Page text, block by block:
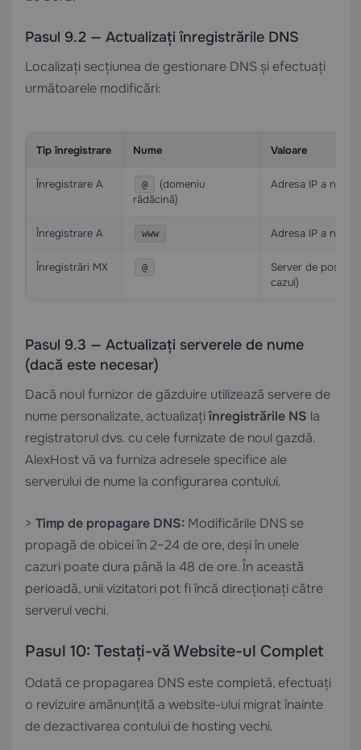
Pasul 9.2 — Actualizați înregistrările DNS
Localizați secțiunea de gestionare DNS și efectuați
următoarele modificări:
Tip înregistrare Nume Valoare
Înregistrare A @
(domeniu
rădăcină)
Adresa IP a
Înregistrare A www Adresa IP a
Înregistrări MX @
Server de poștă
cazul)
Pasul 9.3 — Actualizați serverele de nume
(dacă este necesar)
Dacă noul furnizor de găzduire utilizează servere de
nume personalizate, actualizațiînregistrările NS la
registratorul dvs. cu cele furnizate de noul gazdă.
AlexHost vă va furniza adresele specifice ale
serverului de nume la configurarea contului.
> Timp de propagare DNS: Modificările DNS se
propagă de obicei în 2–24 de ore, deși în unele
cazuri poate dura până la 48 de ore. În această
perioadă, unii vizitatori pot fi încă direcționați către
serverul vechi.
Pasul 10: Testați-vă Website-ul Complet
Odată ce propagarea DNS este completă, efectuați
o revizuire amănunțită a website-ului migrat înainte
de dezactivarea contului de hosting vechi.